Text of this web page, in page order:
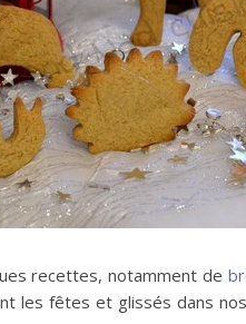
recettes, notamment de
les fêtes et glissés dans